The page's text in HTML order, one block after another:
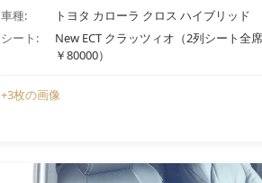
車種:
トヨタ カローラ クロス ハイブリッド
シート:
New ECT クラッツィオ（2列シート全
￥80000）
+3枚の画像